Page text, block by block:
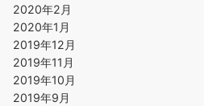
2020年2月
2020年1月
2019年12月
2019年11月
2019年10月
2019年9月